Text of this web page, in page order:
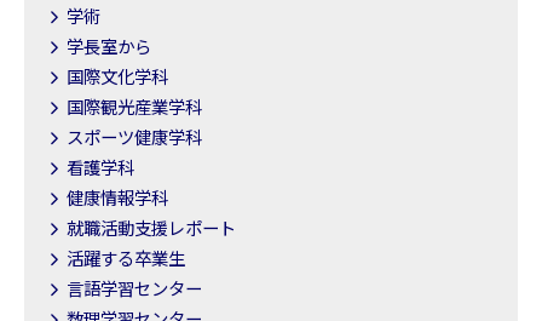
学術
学長室から
国際文化学科
国際観光産業学科
スポーツ健康学科
看護学科
健康情報学科
就職活動支援レポート
活躍する卒業生
言語学習センター